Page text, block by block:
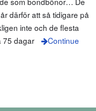
därför att så tidigare på
inte och de flesta
75 dagar
Continue